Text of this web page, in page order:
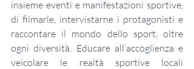
insieme eventi e manifestazioni sportive,
di filmarle, intervistarne i protagonisti e
raccontare il mondo dello sport, oltre
ogni diversità. Educare all’accoglienza e
veicolare le realtà sportive locali